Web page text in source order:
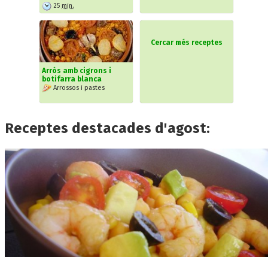
25 min.
Arròs amb cigrons i
botifarra blanca
Arrossos i pastes
Cercar més receptes
Receptes destacades d'agost: